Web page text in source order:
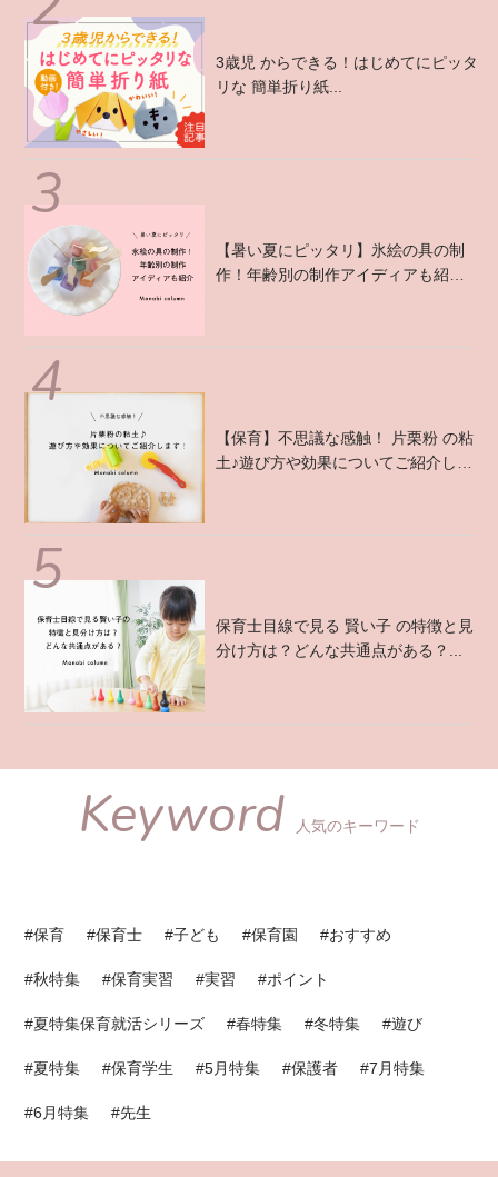
3歳児 からできる！はじめてにピッタ
リな 簡単折り紙...
【暑い夏にピッタリ】氷絵の具の制
作！年齢別の制作アイディアも紹
【保育】不思議な感触！ 片栗粉 の粘
土♪遊び方や効果についてご紹介しま
保育士目線で見る 賢い子 の特徴と見
分け方は？どんな共通点がある？...
Keyword 人気のキーワード
#保育 #保育士 #子ども #保育園 #おすすめ
#秋特集 #保育実習 #実習 #ポイント
#夏特集保育就活シリーズ #春特集 #冬特集 #遊び
#夏特集 #保育学生 #5月特集 #保護者 #7月特集
#6月特集 #先生